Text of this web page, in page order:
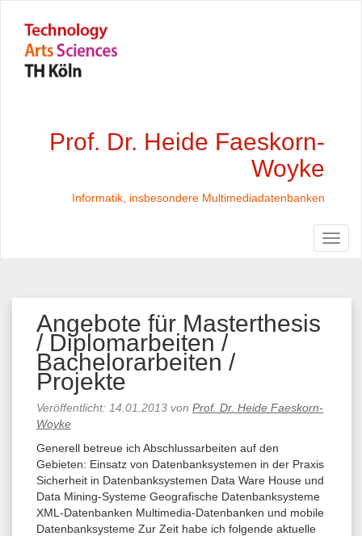
Prof. Dr. Heide Faeskorn-
Woyke
Informatik, insbesondere Multimediadatenbanken
Angebote für Masterthesis
/ Diplomarbeiten /
Bachelorarbeiten /
Projekte
Veröffentlicht: 14.01.2013 von Prof. Dr. Heide Faeskorn-
Woyke
Generell betreue ich Abschlussarbeiten auf den
Gebieten: Einsatz von Datenbanksystemen in der Praxis
Sicherheit in Datenbanksystemen Data Ware House und
Data Mining-Systeme Geografische Datenbanksysteme
XML-Datenbanken Multimedia-Datenbanken und mobile
Datenbanksysteme Zur Zeit habe ich folgende aktuelle